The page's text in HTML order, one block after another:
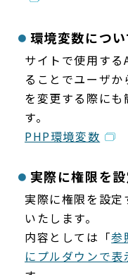
環境変数につい
サイトで使用す
ることでユーザ
を変更する際に
す。
PHP環境変数
実際に権限を
実際に権限を設
いたします。
内容としては「参
にプルダウンで表